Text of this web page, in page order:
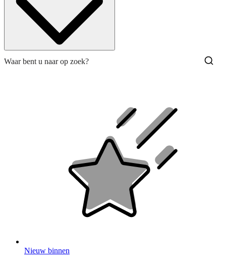
Nieuw binnen